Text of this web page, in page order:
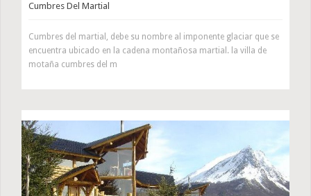
Cumbres Del Martial
Cumbres del martial, debe su nombre al imponente glaciar que se
encuentra ubicado en la cadena montañosa martial. la villa de
motaña cumbres del m